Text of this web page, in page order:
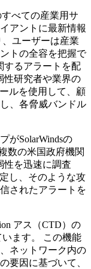
べての産業用サ
アントに最新情報
ユーザーは産業
トの全容を把握で
するアラートを配
性研究者や業界の
ルを使用して、顧
、各脅威バンドル
がSolarWindsの
数の米国政府機関
性を迅速に調査
し、そのような攻
されたアラートを
アス（CTD）の
ます。 この機能
ネットワーク内の
要因に基づいて、